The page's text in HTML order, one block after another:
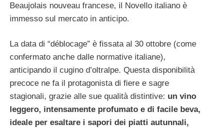
Beaujolais nouveau francese, il Novello italiano è
immesso sul mercato in anticipo.
La data di “déblocage” è fissata al 30 ottobre (come
confermato anche dalle normative italiane),
anticipando il cugino d’oltralpe. Questa disponibilità
precoce ne fa il protagonista di fiere e sagre
stagionali, grazie alle sue qualità distintive: un vino
leggero, intensamente profumato e di facile beva,
ideale per esaltare i sapori dei piatti autunnali,